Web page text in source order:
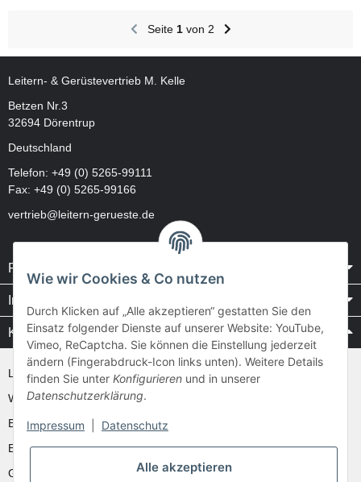
Seite 1von 2
Leitern- & Gerüstevertrieb M. Kelle
Betzen Nr.3
32694 Dörentrup
Deutschland
Telefon: +49 (0) 5265-99111
Fax: +49 (0) 5265-99166
vertrieb@leitern-gerueste.de
Rechtliches
Informationen
Kataloge / Videos
Layher Videos und Downloads
WAKÜ
Ernst
Euroline
Günzburger
Wie wir Cookies & Co nutzen
Durch Klicken auf „Alle akzeptieren“ gestatten Sie den
Einsatz folgender Dienste auf unserer Website: YouTube,
Vimeo, ReCaptcha. Sie können die Einstellung jederzeit
ändern (Fingerabdruck-Icon links unten). Weitere Details
finden Sie unter Konfigurieren und in unserer
Datenschutzerklärung.
Impressum Datenschutz
Alle akzeptieren